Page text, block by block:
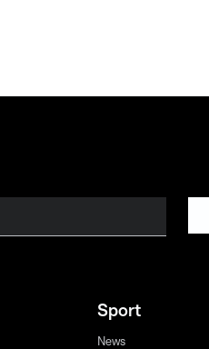
Sport
News